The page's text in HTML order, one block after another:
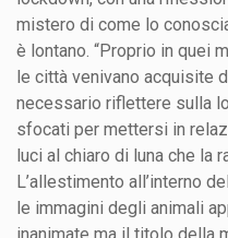
mistero di come lo
è lontano. “Proprio in quei
le città venivano acquisite
necessario riflettere sulla
sfocati per mettersi in
luci al chiaro di luna che la
L’allestimento all’interno
le immagini degli animali